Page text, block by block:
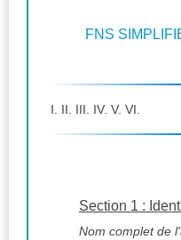
FNS
I. II. III. IV. V. VI.
Section 1 :
Nom complet de